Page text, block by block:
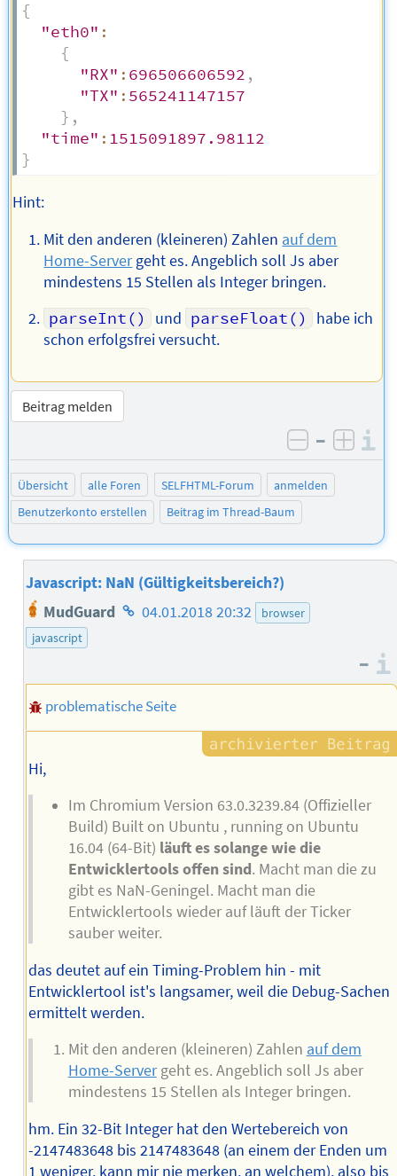
{
"eth0" :
{
"RX" : 696506606592 ,
"TX" : 565241147157
} ,
"time" : 1515091897.98112
}
Hint:
Mit den anderen (kleineren) Zahlen auf dem
Home-Servergeht es. Angeblich soll Js aber
mindestens 15 Stellen als Integer bringen.
parseInt()
und parseFloat()
habe ich
schon erfolgsfrei versucht.
Beitrag melden
negativ
–
Übersicht alle Foren SELFHTML-Forum
anmelden
Benutzerkonto erstellen
Beitrag im Thread-Baum
Javascript: NaN (Gültigkeitsbereich?)
MudGuard Homepage
04.01.2018 20:32
browser
javascript
–
problematische Seite
Hi,
Im Chromium Version 63.0.3239.84 (Offizieller
Build) Built on Ubuntu , running on Ubuntu
16.04 (64-Bit) läuft es solange wie die
Entwicklertools offen sind. Macht man die zu
gibt es NaN-Geningel. Macht man die
Entwicklertools wieder auf läuft der Ticker
sauber weiter.
das deutet auf ein Timing-Problem hin - mit
Entwicklertool ist's langsamer, weil die Debug-Sachen
ermittelt werden.
Mit den anderen (kleineren) Zahlen auf dem
Home-Servergeht es. Angeblich soll Js aber
mindestens 15 Stellen als Integer bringen.
hm. Ein 32-Bit Integer hat den Wertebereich von
-2147483648 bis 2147483648 (an einem der Enden um
1 weniger, kann mir nie merken, an welchem), also bis